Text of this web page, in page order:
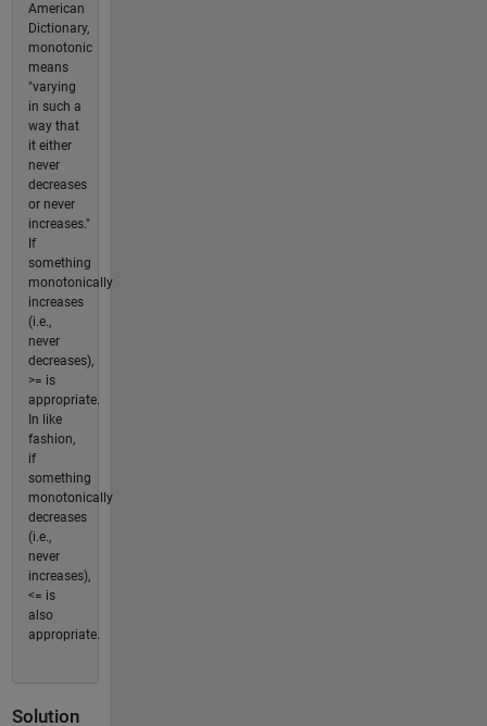
American
Dictionary,
monotonic
means
"varying
in such a
way that
it either
never
decreases
or never
increases."
If
something
monotonically
increases
(i.e.,
never
decreases),
>= is
appropriate.
In like
fashion,
if
something
monotonically
decreases
(i.e.,
never
increases),
<= is
also
appropriate.
Solution